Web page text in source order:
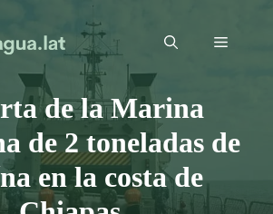
Menú
de la Marina
de 2 toneladas de
en la costa de